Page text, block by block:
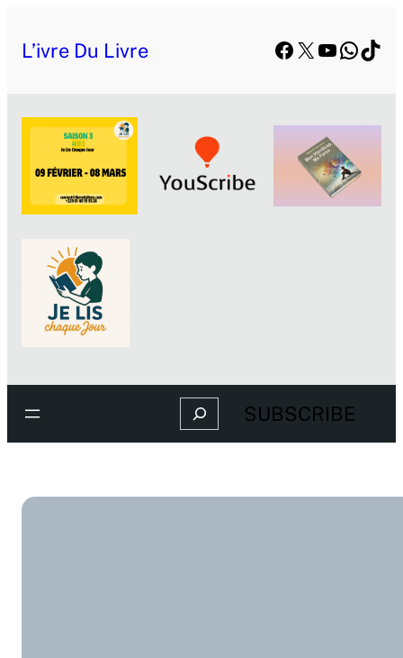
L’ivre Du Livre Facebook
X YouTube
Search SUBSCRIBE